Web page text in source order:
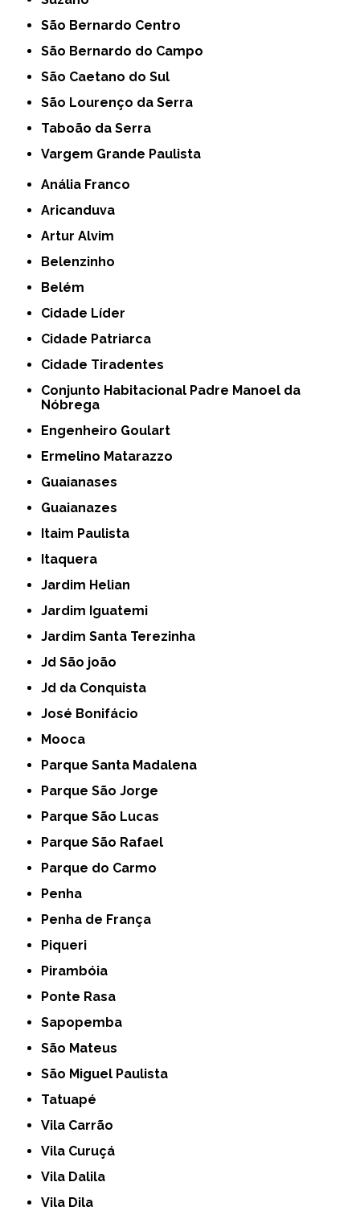
São Bernardo Centro
São Bernardo do Campo
São Caetano do Sul
São Lourenço da Serra
Taboão da Serra
Vargem Grande Paulista
Anália Franco
Aricanduva
Artur Alvim
Belenzinho
Belém
Cidade Líder
Cidade Patriarca
Cidade Tiradentes
Conjunto Habitacional Padre Manoel da
Nóbrega
Engenheiro Goulart
Ermelino Matarazzo
Guaianases
Guaianazes
Itaim Paulista
Itaquera
Jardim Helian
Jardim Iguatemi
Jardim Santa Terezinha
Jd São joão
Jd da Conquista
José Bonifácio
Mooca
Parque Santa Madalena
Parque São Jorge
Parque São Lucas
Parque São Rafael
Parque do Carmo
Penha
Penha de França
Piqueri
Pirambóia
Ponte Rasa
Sapopemba
São Mateus
São Miguel Paulista
Tatuapé
Vila Carrão
Vila Curuçá
Vila Dalila
Vila Dila